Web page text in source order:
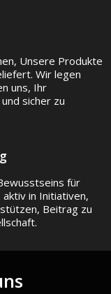
Unsere Produkte
Wir legen
uns, Ihr
sicher zu
für
in Initiativen,
Beitrag zu